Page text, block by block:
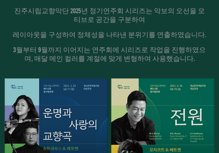
진주시립교향악단 2025년 정기연주회 시리즈는 악보의 오선을 모
티브로 공간을 구분하여
레이아웃을 구성하여 정체성을 나타낸 분위기를 연출하였습니다.
3월부터 9월까지 이어지는 연주회에 시리즈로 작업을 진행하였으
며, 매달 메인 컬러를 계절에 맞게 변형하여 사용했습니다.